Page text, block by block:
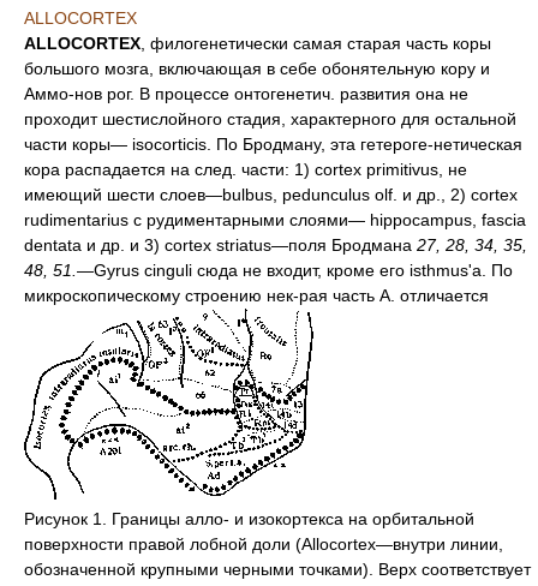
ALLOCORTEX
ALLOCORTEX , филогенетически самая старая часть коры
большого мозга, включающая в себе обонятельную кору и
Аммо-нов рог. В процессе онтогенетич. развития она не
проходит шестислойного стадия, характерного для остальной
части коры— isocorticis. По Бродману, эта гетероге-нетическая
кора распадается на след. части: 1) cortex primitivus, не
имеющий шести слоев—bulbus, pedunculus olf. и др., 2) cortex
rudimentarius с рудиментарными слоями— hippocampus, fascia
dentata и др. и 3) cortex striatus—поля Бродмана 27, 28, 34, 35,
48, 51. —Gyrus cinguli сюда не входит, кроме его isthmus'а. По
микроскопическому строению нек-рая часть А. отличается
Рисунок 1. Границы алло- и изокортекса на орбитальной
поверхности правой лобной доли (Allocortex—внутри линии,
обозначенной крупными черными точками). Верх соответствует